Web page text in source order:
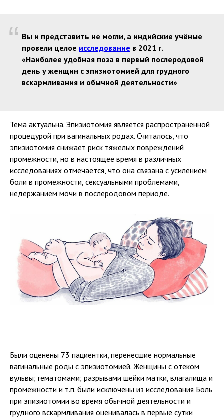
“ Вы и представить не могли, а индийские учёные
провели целое исследование в 2021 г.
«Наиболее удобная поза в первый послеродовой
день у женщин с эпизиотомией для грудного
вскармливания и обычной деятельности»
Тема актуальна. Эпизиотомия является распространенной
процедурой при вагинальных родах. Считалось, что
эпизиотомия снижает риск тяжелых повреждений
промежности, но в настоящее время в различных
исследованиях отмечается, что она связана с усилением
боли в промежности, сексуальными проблемами,
недержанием мочи в послеродовом периоде.
Были оценены 73 пациентки, перенесшие нормальные
вагинальные роды с эпизиотомией. Женщины с отеком
вульвы; гематомами; разрывами шейки матки, влагалища и
промежности и т.п. были исключены из исследования Боль
при эпизиотомии во время обычной деятельности и
грудного вскармливания оценивалась в первые сутки